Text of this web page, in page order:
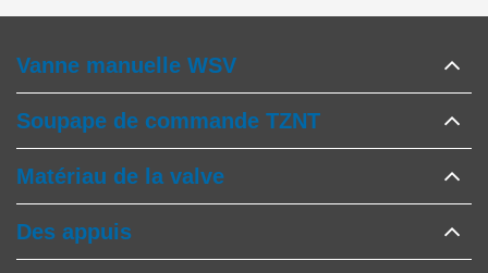
Vanne manuelle WSV
Soupape de commande TZNT
Matériau de la valve
Des appuis